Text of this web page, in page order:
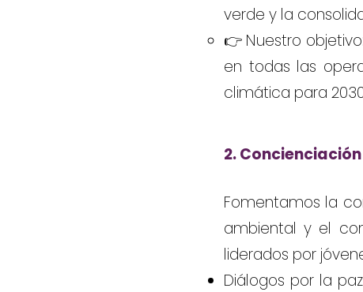
verde y la
👉 Nuestro
en todas las
climática para
2.
Fomentamos la
ambiental y el
liderados por
Diálogos por la